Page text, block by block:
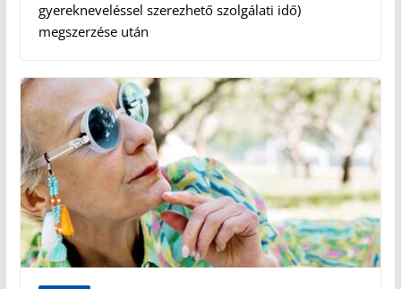
gyerekneveléssel szerezhető szolgálati idő)
megszerzése után